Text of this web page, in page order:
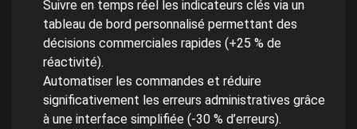
Suivre en temps réel les indicateurs clés via un
tableau de bord personnalisé permettant des
décisions commerciales rapides (+25 % de
réactivité).
Automatiser les commandes et réduire
significativement les erreurs administratives grâce
à une interface simplifiée (-30 % d’erreurs).